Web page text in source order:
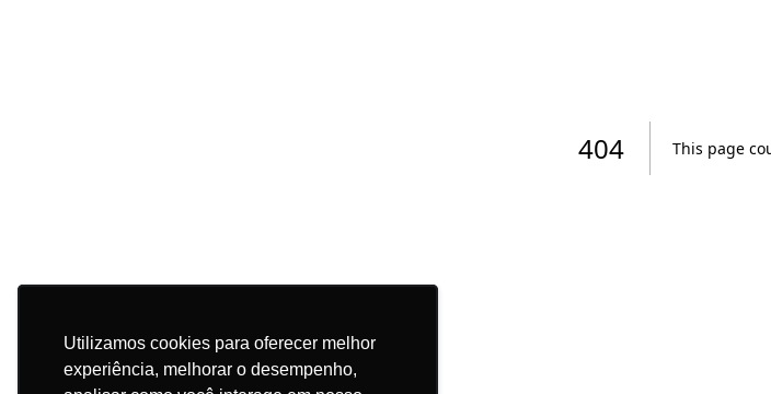
Utilizamos cookies para oferecer melhor
experiência, melhorar o desempenho,
Utilizamos cookies para oferecer melhor
experiência, melhorar o desempenho,